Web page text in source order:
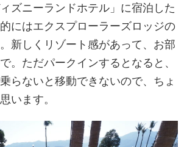
ズニーランドホテル」に宿泊した
にはエクスプローラーズロッジの
新しくリゾート感があって、お部
。ただパークインするとなると、
らないと移動できないので、ちょ
います。